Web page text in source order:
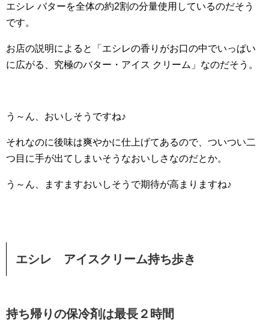
エシレ バターを全体の約2割の分量使用しているのだそう
です。
お店の説明によると「エシレの香りがお口の中でいっぱい
に広がる、究極のバター・アイス クリーム」なのだそう。
う～ん、おいしそうですね♪
それなのに後味は爽やかに仕上げてあるので、ついつい二
つ目に手が出てしまいそうなおいしさなのだとか。
う～ん、ますますおいしそうで期待が高まりますね♪
エシレ アイスクリーム持ち歩き
持ち帰りの保冷剤は最長２時間